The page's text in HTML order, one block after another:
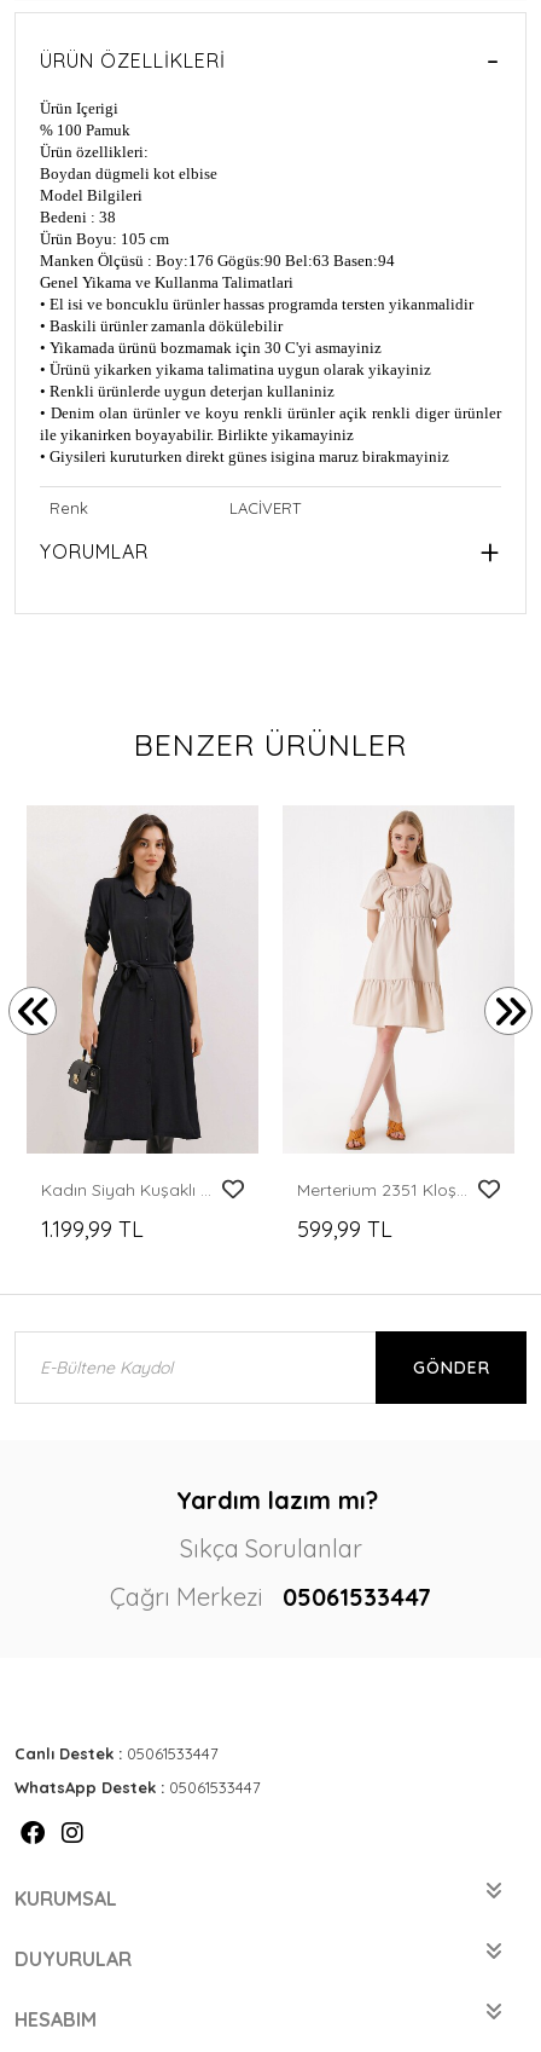
ÜRÜN ÖZELLIKLERI
Ürün Içerigi
% 100 Pamuk
Ürün özellikleri:
Boydan dügmeli kot elbise
Model Bilgileri
Bedeni : 38
Ürün Boyu: 105 cm
Manken Ölçüsü : Boy:176 Gögüs:90 Bel:63 Basen:94
Genel Yikama ve Kullanma Talimatlari
• El isi ve boncuklu ürünler hassas programda tersten yikanmalidir
• Baskili ürünler zamanla dökülebilir
• Yikamada ürünü bozmamak için 30 C'yi asmayiniz
• Ürünü yikarken yikama talimatina uygun olarak yikayiniz
• Renkli ürünlerde uygun deterjan kullaniniz
• Denim olan ürünler ve koyu renkli ürünler açik renkli diger ürünler
ile yikanirken boyayabilir. Birlikte yikamayiniz
• Giysileri kuruturken direkt günes isigina maruz birakmayiniz
Renk LACİVERT
YORUMLAR
BENZER ÜRÜNLER
Kadın Siyah Kuşaklı Gömlek Elbise 2442
1.199,99 TL
Merterium 2351 Kloş Poplin Elbise - Bej
599,99 TL
GÖNDER
Yardım lazım mı?
Sıkça Sorulanlar
Çağrı Merkezi
05061533447
Canlı Destek : 05061533447
WhatsApp Destek : 05061533447
KURUMSAL
DUYURULAR
HESABIM